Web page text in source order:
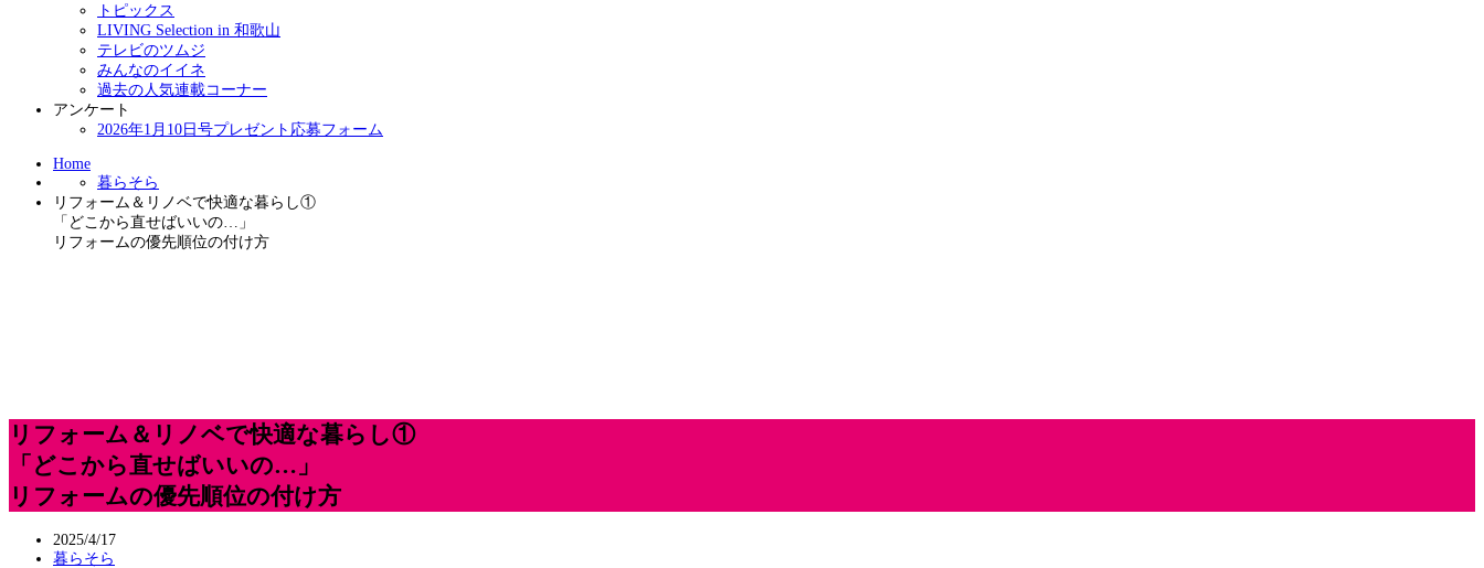
トピックス
LIVING Selection in 和歌山
テレビのツムジ
みんなのイイネ
過去の人気連載コーナー
アンケート
2026年1月10日号プレゼント応募フォーム
Home
暮らそら
リフォーム＆リノベで快適な暮らし①
「どこから直せばいいの…」
リフォームの優先順位の付け方
リフォーム＆リノベで快適な暮らし①
「どこから直せばいいの…」
リフォームの優先順位の付け方
2025/4/17
暮らそら